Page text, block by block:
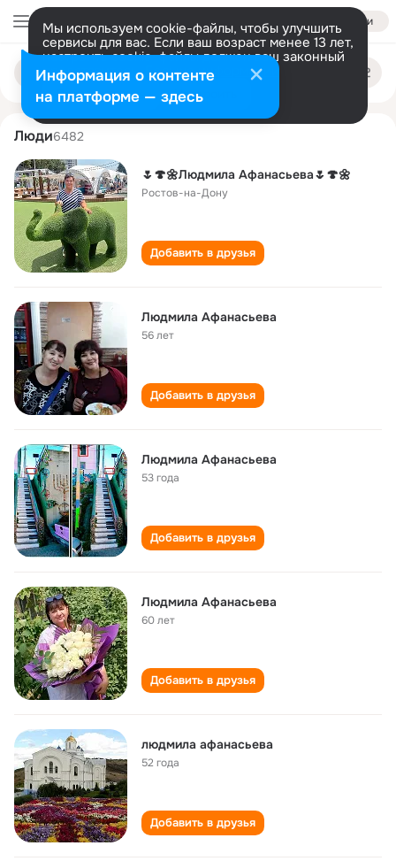
Войти
Мы используем cookie-файлы, чтобы улучшить
сервисы для вас. Если ваш возраст менее 13 лет,
настроить cookie-файлы должен ваш законный
представитель. Больше информации
Разрешить все Настроить
Поиск
людям
lyudmila afanaseva
Люди6482
🌷🍄🌼Людмила Афанасьева🌷🍄🌼
Ростов-на-Дону
Добавить в друзья
Людмила Афанасьева
56 лет
Добавить в друзья
Людмила Афанасьева
53 года
Добавить в друзья
Людмила Афанасьева
60 лет
Добавить в друзья
людмила афанасьева
52 года
Добавить в друзья
Информация о контенте
на платформе — здесь